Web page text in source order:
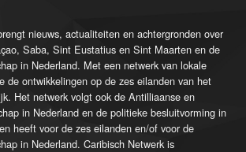
nieuws, actualiteiten en achtergronden over
Saba, Sint Eustatius en Sint Maarten en de
in Nederland. Met een netwerk van lokale
de ontwikkelingen op de zes eilanden van het
Het netwerk volgt ook de Antilliaanse en
in Nederland en de politieke besluitvorming in
heeft voor de zes eilanden en/of voor de
in Nederland. Caribisch Netwerk is